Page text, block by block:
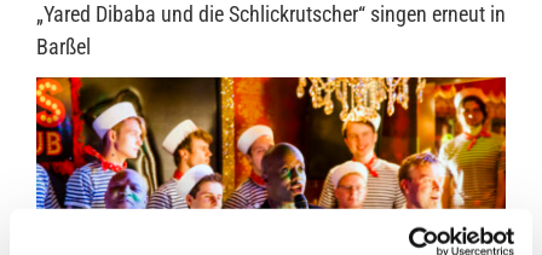
„Yared Dibaba und die Schlickrutscher“ singen erneut in
Barßel
Zeige
grösseres
Bild